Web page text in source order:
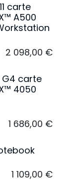
carte
A500
2 098,00 €
G4 carte
4050
1 686,00 €
1 109,00 €